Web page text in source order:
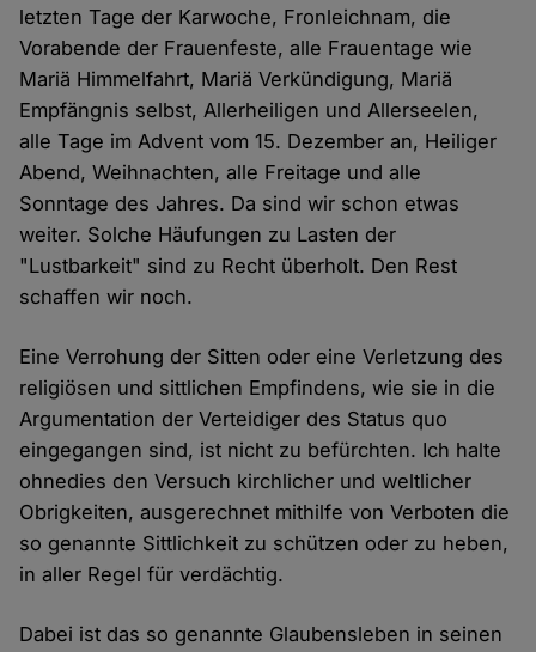
letzten Tage der Karwoche, Fronleichnam, die
Vorabende der Frauenfeste, alle Frauentage wie
Mariä Himmelfahrt, Mariä Verkündigung, Mariä
Empfängnis selbst, Allerheiligen und Allerseelen,
alle Tage im Advent vom 15. Dezember an, Heiliger
Abend, Weihnachten, alle Freitage und alle
Sonntage des Jahres. Da sind wir schon etwas
weiter. Solche Häufungen zu Lasten der
"Lustbarkeit" sind zu Recht überholt. Den Rest
schaffen wir noch.
Eine Verrohung der Sitten oder eine Verletzung des
religiösen und sittlichen Empfindens, wie sie in die
Argumentation der Verteidiger des Status quo
eingegangen sind, ist nicht zu befürchten. Ich halte
ohnedies den Versuch kirchlicher und weltlicher
Obrigkeiten, ausgerechnet mithilfe von Verboten die
so genannte Sittlichkeit zu schützen oder zu heben,
in aller Regel für verdächtig.
Dabei ist das so genannte Glaubensleben in seinen